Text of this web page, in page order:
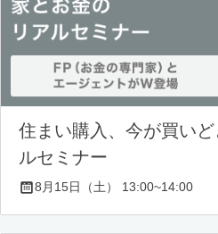
住まい購入、今が買い
ルセミナー
8月15日（土） 13:00~14:00